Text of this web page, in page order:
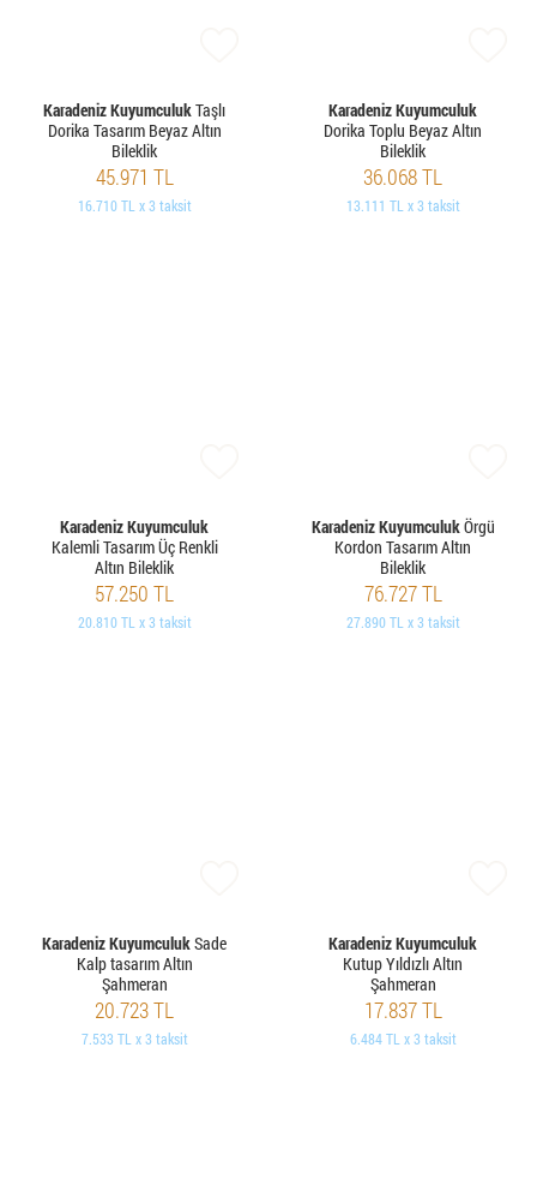
Karadeniz KuyumculukTaşlı
Dorika Tasarım Beyaz Altın
Bileklik
45.971 TL
16.710 TL x 3 taksit
Karadeniz Kuyumculuk
Dorika Toplu Beyaz Altın
Bileklik
36.068 TL
13.111 TL x 3 taksit
Karadeniz Kuyumculuk
Kalemli Tasarım Üç Renkli
Altın Bileklik
57.250 TL
20.810 TL x 3 taksit
Karadeniz KuyumculukÖrgü
Kordon Tasarım Altın
Bileklik
76.727 TL
27.890 TL x 3 taksit
Karadeniz KuyumculukSade
Kalp tasarım Altın
Şahmeran
20.723 TL
7.533 TL x 3 taksit
Karadeniz Kuyumculuk
Kutup Yıldızlı Altın
Şahmeran
17.837 TL
6.484 TL x 3 taksit